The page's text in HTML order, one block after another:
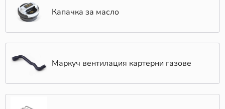
Капачка за масло
Mаркуч вентилация картерни газове